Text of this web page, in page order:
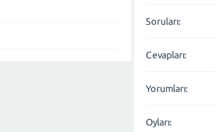
Soruları:
Cevapları:
Yorumları:
Oyları: